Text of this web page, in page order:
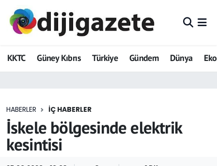
KKTC Güney Kıbrıs Türkiye Gündem Dünya
HABERLER İÇ HABERLER
İskele bölgesinde elektrik
kesintisi
ADVERTORIAL
Dijigazete
Eğitim
Ekonomi
Hava Durumu
Trafik Durumu
Tüm Manşetler
Son Dakika Haberleri